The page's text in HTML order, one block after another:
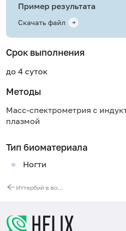
Пример результата
Скачать файл
Срок выполнения
до 4 суток
Методы
Масс-спектрометрия с
плазмой
Тип биоматериала
Ногти
Иттербий в волосах